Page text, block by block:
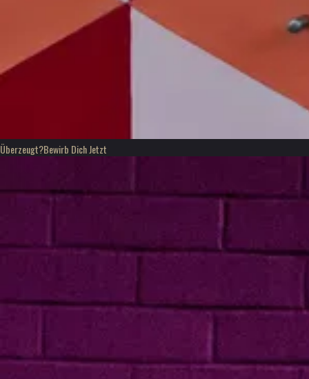
Überzeugt?Bewirb Dich Jetzt